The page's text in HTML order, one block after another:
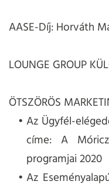
AASE-Díj: Horváth
LOUNGE GROUP
ÖTSZÖRÖS
Az Ügyfél-
címe: A
programjai 2020
Az